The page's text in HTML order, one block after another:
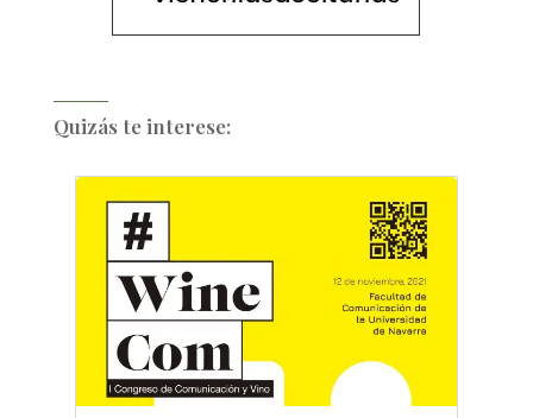
Quizás te interese: